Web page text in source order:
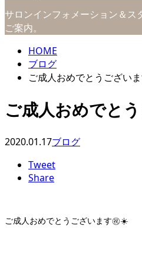
サロンインフォメーション＆ス
ご案内。
HOME
ブログ
ご成人おめでとうござい
ご成人おめでと
2020.01.17ブログ
Tweet
Share
ご成人おめでとうございます㊗️☀️